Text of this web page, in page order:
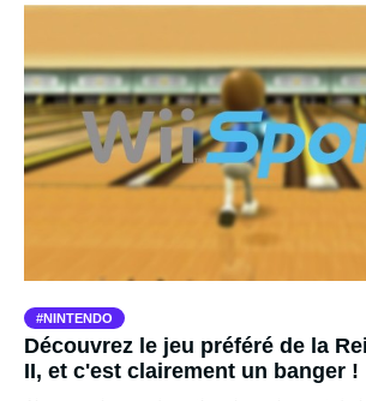
NINTENDO
Découvrez le jeu préféré de la
II, et c'est clairement un banger !